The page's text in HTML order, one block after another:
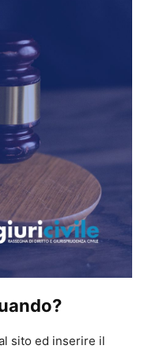
sito ed inserire il